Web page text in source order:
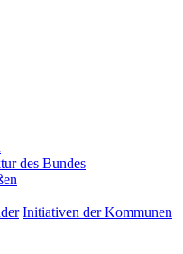
des Bundes
Initiativen der Kommunen